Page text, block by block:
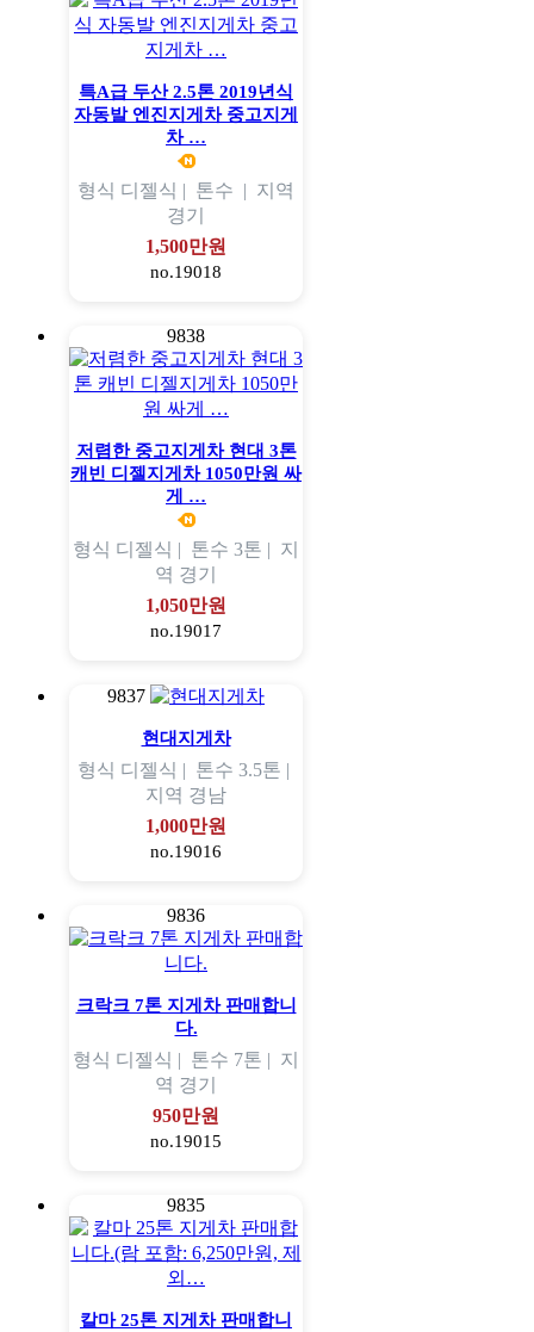
특A급 두산 2.5톤 2019년식
자동발 엔진지게차 중고지게
차 …
형식 디젤식 | 톤수 | 지역
경기
1,500만원
no.19018
9838
저렴한 중고지게차 현대 3톤
캐빈 디젤지게차 1050만원 싸
게 …
형식 디젤식 | 톤수 3톤 | 지
역 경기
1,050만원
no.19017
9837
현대지게차
형식 디젤식 | 톤수 3.5톤 |
지역 경남
1,000만원
no.19016
9836
크락크 7톤 지게차 판매합니
다.
형식 디젤식 | 톤수 7톤 | 지
역 경기
950만원
no.19015
9835
칼마 25톤 지게차 판매합니